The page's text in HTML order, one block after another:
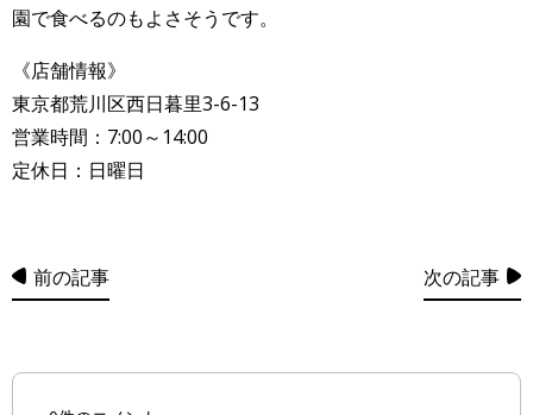
園で食べるのもよさそうです。
《店舗情報》
東京都荒川区西日暮里3-6-13
営業時間：7:00～14:00
定休日：日曜日
前の記事 次の記事